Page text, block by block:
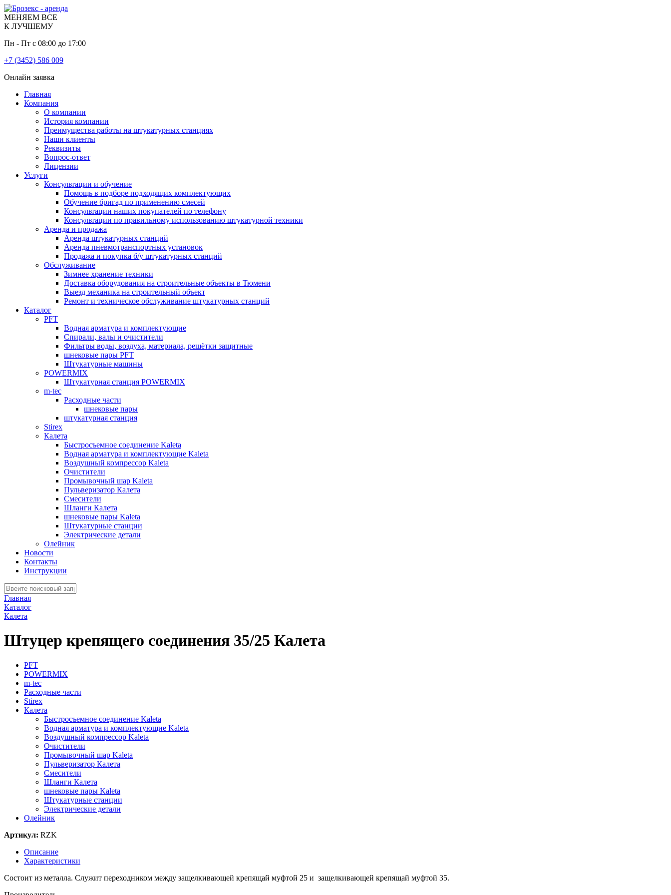
МЕНЯЕМ ВСЕ
К ЛУЧШЕМУ
Пн - Пт с 08:00 до 17:00
+7 (3452) 586 009
Онлайн заявка
Главная
Компания
О компании
История компании
Преимущества работы на штукатурных станциях
Наши клиенты
Реквизиты
Вопрос-ответ
Лицензии
Услуги
Консультации и обучение
Помощь в подборе подходящих комплектующих
Обучение бригад по применению смесей
Консультации наших покупателей по телефону
Консультации по правильному использованию штукатурной техники
Аренда и продажа
Аренда штукатурных станций
Аренда пневмотранспортных установок
Продажа и покупка б/у штукатурных станций
Обслуживание
Зимнее хранение техники
Доставка оборудования на строительные объекты в Тюмени
Выезд механика на строительный объект
Ремонт и техническое обслуживание штукатурных станций
Каталог
PFT
Водная арматура и комплектующие
Спирали, валы и очистители
Фильтры воды, воздуха, материала, решётки защитные
шнековые пары PFT
Штукатурные машины
POWERMIX
Штукатурная станция POWERMIX
m-tec
Расходные части
шнековые пары
штукатурная станция
Stirex
Калета
Быстросъемное соединение Kaleta
Водная арматура и комплектующие Kaleta
Воздушный компрессор Kaleta
Очистители
Промывочный шар Kaleta
Пульверизатор Калета
Смесители
Шланги Калета
шнековые пары Kaleta
Штукатурные станции
Электрические детали
Олейник
Новости
Контакты
Инструкции
Главная
Каталог
Калета
Штуцер крепящего соединения 35/25 Калета
PFT
POWERMIX
m-tec
Расходные части
Stirex
Калета
Быстросъемное соединение Kaleta
Водная арматура и комплектующие Kaleta
Воздушный компрессор Kaleta
Очистители
Промывочный шар Kaleta
Пульверизатор Калета
Смесители
Шланги Калета
шнековые пары Kaleta
Штукатурные станции
Электрические детали
Олейник
Артикул: RZK
Описание
Характеристики
Состоит из металла. Служит переходником между защелкивающей крепящай муфтой 25 и защелкивающей крепящай муфтой 35.